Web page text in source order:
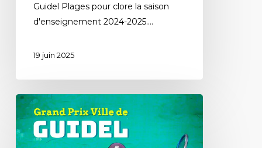
Guidel Plages pour clore la saison
d'enseignement 2024-2025.…
19 juin 2025